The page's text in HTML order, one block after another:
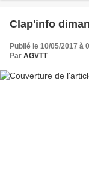
Clap'info
Publié le 10/05/2017 à
Par AGVTT